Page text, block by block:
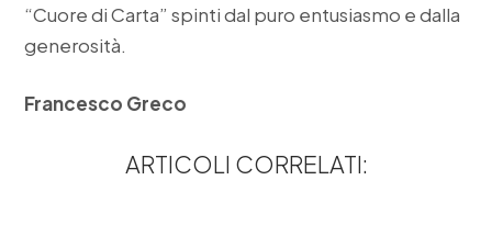
“Cuore di Carta” spinti dal puro entusiasmo e dalla
generosità.
Francesco Greco
ARTICOLI CORRELATI: